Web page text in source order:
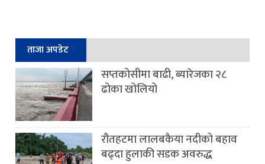
ताजा अपडेट
सप्तकोसीमा बाढी, ब्यारेजका २८
ढोका खोलियो
रौतहटमा लालबकैया नदीको बहाव
बढ्दा हुलाकी सडक अवरुद्ध